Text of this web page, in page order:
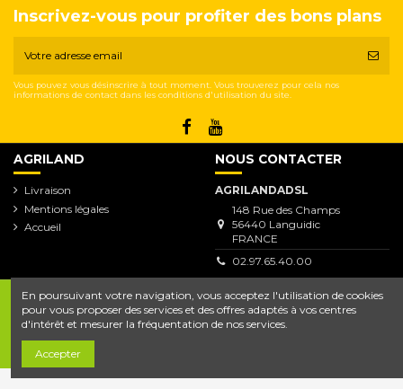
Inscrivez-vous pour profiter des bons plans
Vous pouvez vous désinscrire à tout moment. Vous trouverez pour cela nos
informations de contact dans les conditions d'utilisation du site.
AGRILAND
Livraison
Mentions légales
Accueil
NOUS CONTACTER
AGRILANDADSL
148 Rue des Champs
56440 Languidic
FRANCE
02.97.65.40.00
Copyright © 2020-2021Agriland.shop
Développé par
En poursuivant votre navigation, vous acceptez l'utilisation de cookies
pour vous proposer des services et des offres adaptés à vos centres
d'intérêt et mesurer la fréquentation de nos services.
Accepter